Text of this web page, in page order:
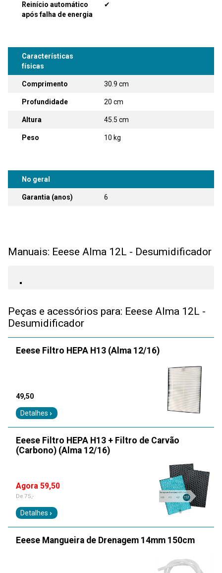
Reinício automático
após falha de energia
✔
Características
físicas
Comprimento 30.9 cm
Profundidade 20 cm
Altura 45.5 cm
Peso 10 kg
No geral
Garantia (anos) 6
Manuais: Eeese Alma 12L - Desumidificador
Peças e acessórios para: Eeese Alma 12L -
Desumidificador
Eeese Filtro HEPA H13 (Alma 12/16)
49,50
Detalhes
Eeese Filtro HEPA H13 + Filtro de Carvão
(Carbono) (Alma 12/16)
Agora 59,50
De 75,-
Detalhes
Eeese Mangueira de Drenagem 14mm 150cm